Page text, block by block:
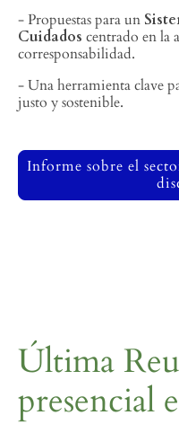
- Propuestas para un
Cuidados centrado en la
corresponsabilidad.
- Una herramienta clave
justo y sostenible.
Informe sobre el
Última
presencial